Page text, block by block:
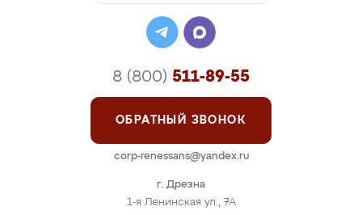
г. Дрезна
1-я Ленинская ул., 7А
8 (800) 511-89-55
ОБРАТНЫЙ ЗВОНОК
corp-renessans@yandex.ru